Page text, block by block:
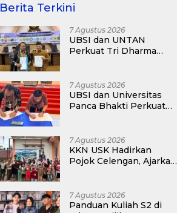
Berita Terkini
7 Agustus 2026
UBSI dan UNTAN
Perkuat Tri Dharma
7 Agustus 2026
UBSI dan Universitas
Panca Bhakti Perkuat
7 Agustus 2026
KKN USK Hadirkan
Pojok Celengan, Ajarkan
7 Agustus 2026
Panduan Kuliah S2 di